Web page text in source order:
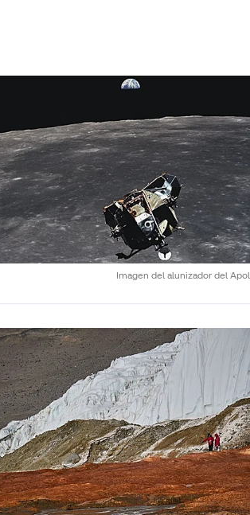
Imagen del alunizador del